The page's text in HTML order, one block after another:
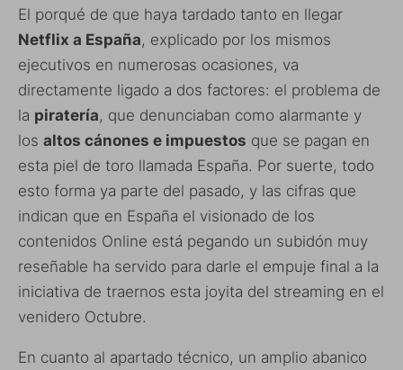
El porqué de que haya tardado tanto en llegar
Netflix a España, explicado por los mismos
ejecutivos en numerosas ocasiones, va
directamente ligado a dos factores: el problema de
la piratería, que denunciaban como alarmante y
los altos cánones e impuestos que se pagan en
esta piel de toro llamada España. Por suerte, todo
esto forma ya parte del pasado, y las cifras que
indican que en España el visionado de los
contenidos Online está pegando un subidón muy
reseñable ha servido para darle el empuje final a la
iniciativa de traernos esta joyita del streaming en el
venidero Octubre.
En cuanto al apartado técnico, un amplio abanico